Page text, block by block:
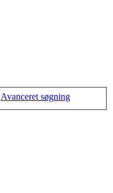
Avanceret søgning